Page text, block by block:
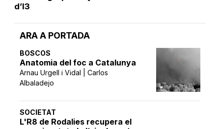
ARA A PORTADA
BOSCOS
Anatomia del foc a Catalunya
Arnau Urgell i Vidal | Carlos
Albaladejo
SOCIETAT
L'R8 de Rodalies recupera el
d’I3